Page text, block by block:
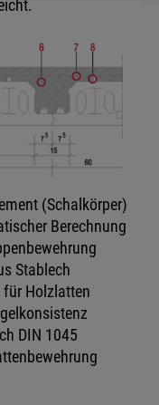
(Schalkörper)
Berechnung
Stablech
Holzlatten
DIN 1045